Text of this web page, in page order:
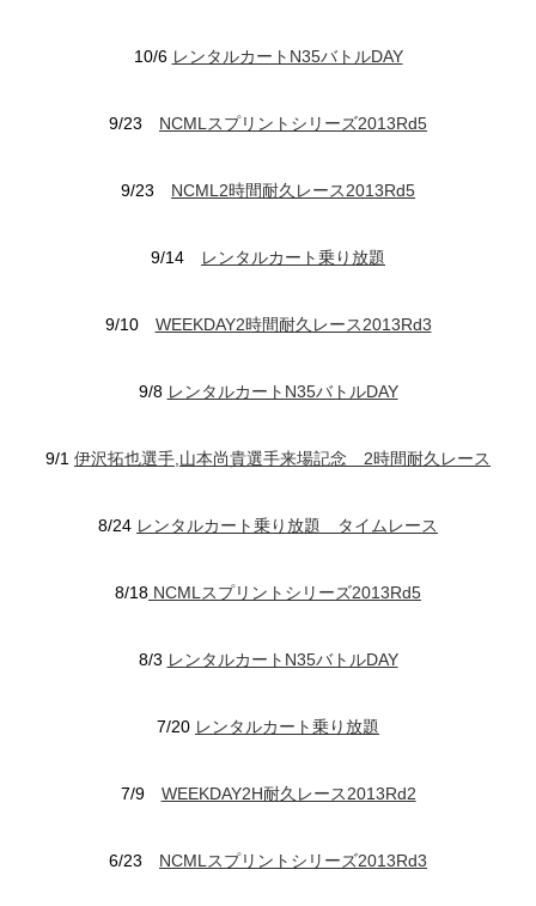
10/6 レンタルカートN35バトルDAY
9/23 NCMLスプリントシリーズ2013Rd5
9/23 NCML2時間耐久レース2013Rd5
9/14 レンタルカート乗り放題
9/10 WEEKDAY2時間耐久レース2013Rd3
9/8 レンタルカートN35バトルDAY
9/1 伊沢拓也選手,山本尚貴選手来場記念 2時間耐久レース
8/24 レンタルカート乗り放題 タイムレース
8/18 NCMLスプリントシリーズ2013Rd5
8/3 レンタルカートN35バトルDAY
7/20 レンタルカート乗り放題
7/9 WEEKDAY2H耐久レース2013Rd2
6/23 NCMLスプリントシリーズ2013Rd3